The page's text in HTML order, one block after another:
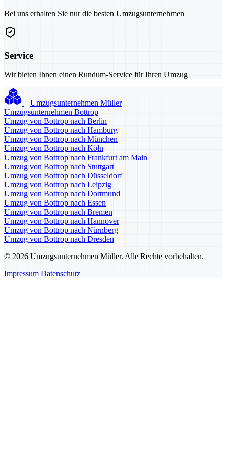
Bei uns erhalten Sie nur die besten Umzugsunternehmen
Service
Wir bieten Ihnen einen Rundum-Service für Ihren Umzug
Umzugsunternehmen Müller
Umzugsunternehmen Bottrop
Umzug von Bottrop nach Berlin
Umzug von Bottrop nach Hamburg
Umzug von Bottrop nach München
Umzug von Bottrop nach Köln
Umzug von Bottrop nach Frankfurt am Main
Umzug von Bottrop nach Stuttgart
Umzug von Bottrop nach Düsseldorf
Umzug von Bottrop nach Leipzig
Umzug von Bottrop nach Dortmund
Umzug von Bottrop nach Essen
Umzug von Bottrop nach Bremen
Umzug von Bottrop nach Hannover
Umzug von Bottrop nach Nürnberg
Umzug von Bottrop nach Dresden
© 2026 Umzugsunternehmen Müller. Alle Rechte vorbehalten.
Impressum Datenschutz